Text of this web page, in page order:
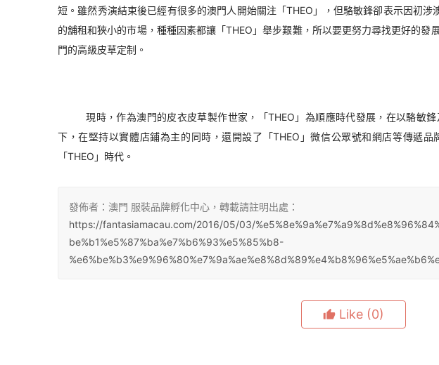
短。雖然秀演結束後已經有很多的澳門人開始關注「THEO」，但駱敏鋒卻表示因初
的舖租和狹小的市場，種種因素都讓「THEO」舉步艱難，所以要更努力尋找更好的發
門的高級皮草定制。
現時，作為澳門的皮衣皮草製作世家，「THEO」為順應時代發展，在以駱敏
下，在堅持以實體店鋪為主的同時，還開設了「THEO」微信公眾號和網店等傳遞
「THEO」時代。
發佈者：澳門 服裝品牌孵化中心，轉載請註明出處：
https://fantasiamacau.com/2016/05/03/
be%b1%e5%87%ba%e7%b6%93%e5%85%b8-
Like (0)